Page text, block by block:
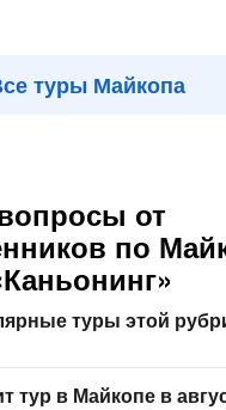
туры Майкопа
от
по
туры этой
тур в Майкопе в